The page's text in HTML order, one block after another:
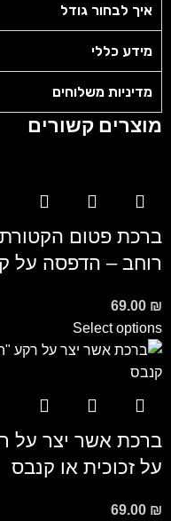
איך לבחור גודל
מידע כללי
מדיניות משלוחים
מוצרים קשורים
ברכת פטום
רוחב – הדפסה על
69.00 ₪
Select options
ברכת אשר יצר על
על זכוכית או קנבס
69.00 ₪